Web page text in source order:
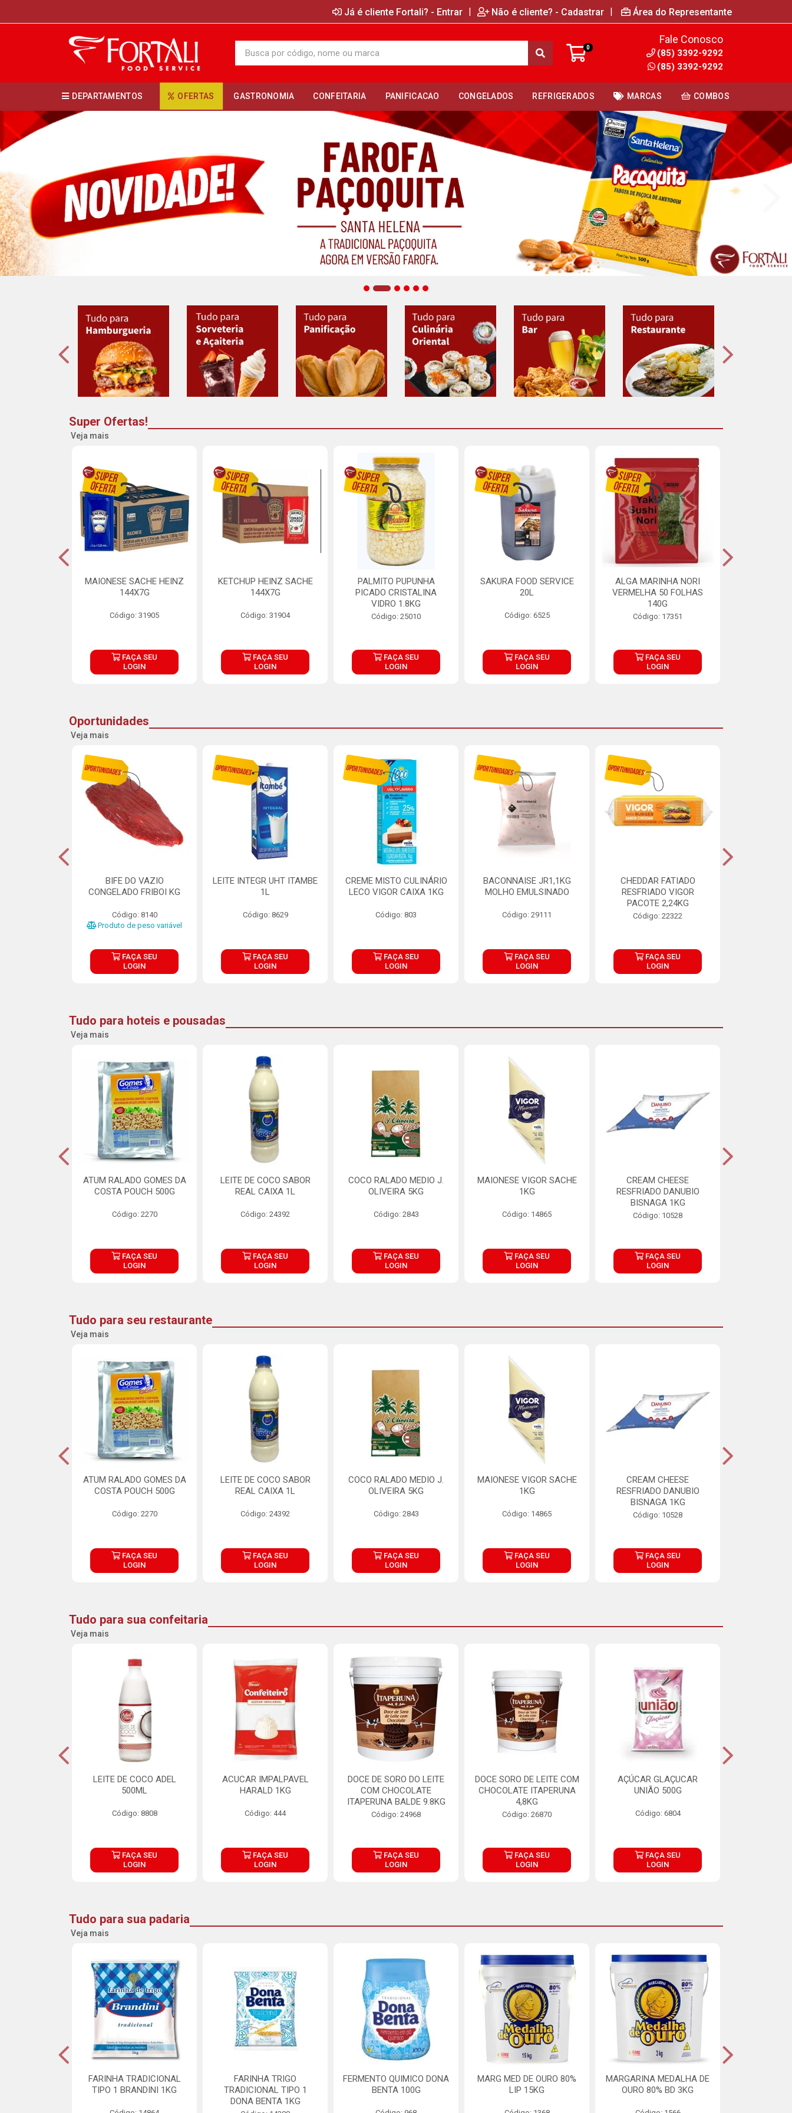
Já é cliente Fortali? - Entrar | Não é cliente? - Cadastrar | Área do Representante
0
Fale Conosco
(85) 3392-9292
(85) 3392-9292
DEPARTAMENTOS OFERTAS GASTRONOMIA CONFEITARIA PANIFICACAO CONGELADOS REFRIGERADOS MARCAS COMBOS
Super Ofertas!
Veja mais
MAIONESE SACHE HEINZ
144X7G
Código: 31905
FAÇA SEU
LOGIN
KETCHUP HEINZ SACHE
144X7G
Código: 31904
FAÇA SEU
LOGIN
PALMITO PUPUNHA
PICADO CRISTALINA
VIDRO 1.8KG
Código: 25010
FAÇA SEU
LOGIN
SAKURA FOOD SERVICE
20L
Código: 6525
FAÇA SEU
LOGIN
ALGA MARINHA NORI
VERMELHA 50 FOLHAS
140G
Código: 17351
FAÇA SEU
LOGIN
Oportunidades
Veja mais
BIFE DO VAZIO
CONGELADO FRIBOI KG
Código: 8140
Produto de peso variável
FAÇA SEU
LOGIN
LEITE INTEGR UHT ITAMBE
1L
Código: 8629
FAÇA SEU
LOGIN
CREME MISTO CULINÁRIO
LECO VIGOR CAIXA 1KG
Código: 803
FAÇA SEU
LOGIN
BACONNAISE JR1,1KG
MOLHO EMULSINADO
Código: 29111
FAÇA SEU
LOGIN
CHEDDAR FATIADO
RESFRIADO VIGOR
PACOTE 2,24KG
Código: 22322
FAÇA SEU
LOGIN
Tudo para hoteis e pousadas
Veja mais
ATUM RALADO GOMES DA
COSTA POUCH 500G
Código: 2270
FAÇA SEU
LOGIN
LEITE DE COCO SABOR
REAL CAIXA 1L
Código: 24392
FAÇA SEU
LOGIN
COCO RALADO MEDIO J.
OLIVEIRA 5KG
Código: 2843
FAÇA SEU
LOGIN
MAIONESE VIGOR SACHE
1KG
Código: 14865
FAÇA SEU
LOGIN
CREAM CHEESE
RESFRIADO DANUBIO
BISNAGA 1KG
Código: 10528
FAÇA SEU
LOGIN
Tudo para seu restaurante
Veja mais
ATUM RALADO GOMES DA
COSTA POUCH 500G
Código: 2270
FAÇA SEU
LOGIN
LEITE DE COCO SABOR
REAL CAIXA 1L
Código: 24392
FAÇA SEU
LOGIN
COCO RALADO MEDIO J.
OLIVEIRA 5KG
Código: 2843
FAÇA SEU
LOGIN
MAIONESE VIGOR SACHE
1KG
Código: 14865
FAÇA SEU
LOGIN
CREAM CHEESE
RESFRIADO DANUBIO
BISNAGA 1KG
Código: 10528
FAÇA SEU
LOGIN
Tudo para sua confeitaria
Veja mais
LEITE DE COCO ADEL
500ML
Código: 8808
FAÇA SEU
LOGIN
ACUCAR IMPALPAVEL
HARALD 1KG
Código: 444
FAÇA SEU
LOGIN
DOCE DE SORO DO LEITE
COM CHOCOLATE
ITAPERUNA BALDE 9.8KG
Código: 24968
FAÇA SEU
LOGIN
DOCE SORO DE LEITE COM
CHOCOLATE ITAPERUNA
4,8KG
Código: 26870
FAÇA SEU
LOGIN
AÇÚCAR GLAÇUCAR
UNIÃO 500G
Código: 6804
FAÇA SEU
LOGIN
Tudo para sua padaria
Veja mais
FARINHA TRADICIONAL
TIPO 1 BRANDINI 1KG
FARINHA TRIGO
TRADICIONAL TIPO 1
DONA BENTA 1KG
FERMENTO QUIMICO DONA
BENTA 100G
MARG MED DE OURO 80%
LIP 15KG
MARGARINA MEDALHA DE
OURO 80% BD 3KG